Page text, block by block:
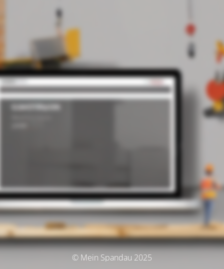
© Mein Spandau 2025